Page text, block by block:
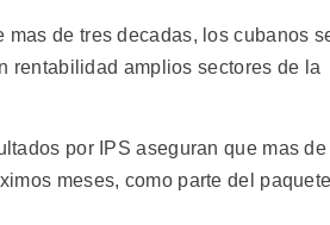
de tres decadas, los cubanos
rentabilidad amplios sectores de la
por IPS aseguran que mas de
meses, como parte del paquete